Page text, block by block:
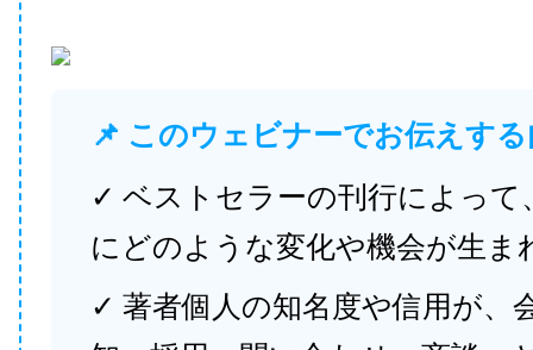
📌 このウェビナーでお伝えす
✓ ベストセラーの刊行によって
にどのような変化や機会が生ま
✓ 著者個人の知名度や信用が、